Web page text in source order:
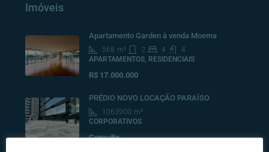
Imóveis
Apartamento Garden à venda Moema
568 m² 2 4
4
APARTAMENTOS, RESIDENCIAIS
R$ 17.000.000
PRÉDIO NOVO LOCAÇÃO PARAÍSO
1063900 m²
CORPORATIVOS
Consulte